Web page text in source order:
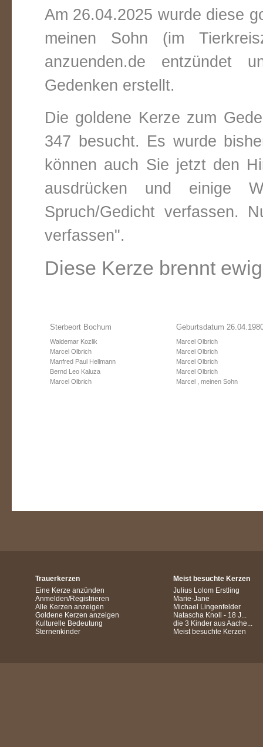
Am 26.04.2025 wurde diese
meinen Sohn (im
anzuenden.de entzündet
Gedenken erstellt.
Die goldene Kerze zum
347 besucht. Es wurde
können auch Sie jetzt den
ausdrücken und einige
Spruch/Gedicht verfassen.
verfassen".
Diese Kerze brennt
Sterbeort Bochum
Waldemar Kozlik
Marcel Olbrich
Manfred Paul Hellmann
Bernd Leo Kaluza
Marcel Olbrich
Geburtsdatum
Marcel Olbrich
Marcel Olbrich
Marcel Olbrich
Marcel Olbrich
Marcel , meinen Sohn
Trauerkerzen
Eine Kerze anzünden
Anmelden/Registrieren
Alle Kerzen anzeigen
Goldene Kerzen anzeigen
Kulturelle Bedeutung
Sternenkinder
Meist besuchte Kerzen
Julius Lolom Erstling
Marie-Jane
Michael Lingenfelder
Natascha Knoll - 18 J...
die 3 Kinder aus Aache...
Meist besuchte Kerzen